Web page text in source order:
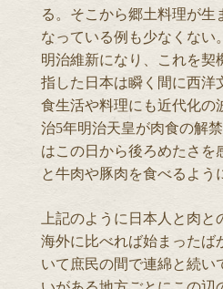
る。そこから郷土料理が生
なっている例も少なくない。
明治維新になり、これを契
指した日本は瞬く間に西洋
食生活や料理にも近代化の
治5年明治天皇が肉食の解
はこの日から後ろめたさを
と牛肉や豚肉を食べるよう
上記のように日本人と肉
海外に比べれば始まったば
いて庶民の間で連綿と続い